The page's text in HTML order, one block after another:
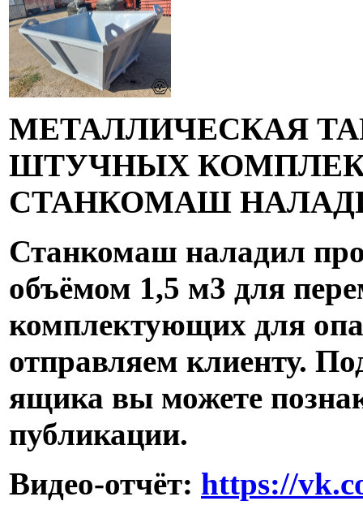
МЕТАЛЛИЧЕСКАЯ
ШТУЧНЫХ
СТАНКОМАШ
Станкомаш наладил
объёмом 1,5 м3 для
комплектующих для
отправляем клиенту.
ящика вы можете
публикации.
Видео-отчёт: https://